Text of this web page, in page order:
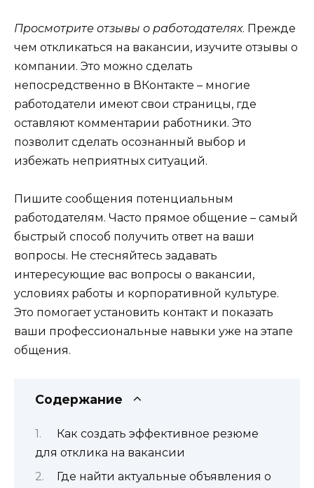
Просмотрите отзывы о работодателях. Прежде
чем откликаться на вакансии, изучите отзывы о
компании. Это можно сделать
непосредственно в ВКонтакте – многие
работодатели имеют свои страницы, где
оставляют комментарии работники. Это
позволит сделать осознанный выбор и
избежать неприятных ситуаций.
Пишите сообщения потенциальным
работодателям. Часто прямое общение – самый
быстрый способ получить ответ на ваши
вопросы. Не стесняйтесь задавать
интересующие вас вопросы о вакансии,
условиях работы и корпоративной культуре.
Это помогает установить контакт и показать
ваши профессиональные навыки уже на этапе
общения.
Содержание
Как создать эффективное резюме
для отклика на вакансии
Где найти актуальные объявления о